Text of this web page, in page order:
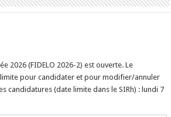
2026 (FIDELO 2026-2) est ouverte. Le
pour candidater et pour modifier/annuler
candidatures (date limite dans le SIRh) : lundi 7